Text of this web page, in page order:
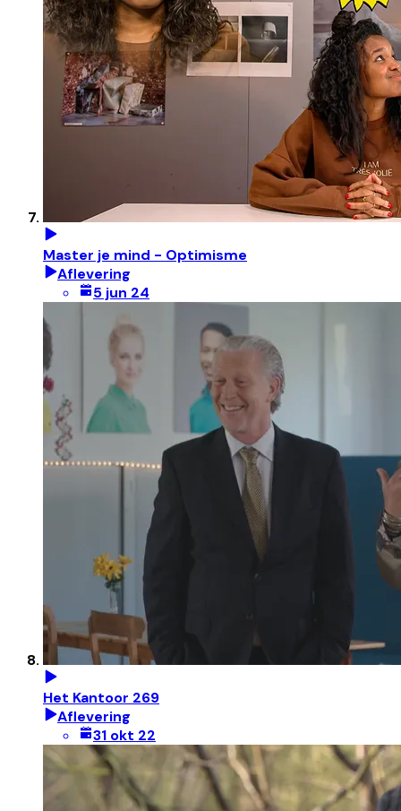
Master je mind - Optimisme
Aflevering
5 jun 24
Het Kantoor 269
Aflevering
31 okt 22